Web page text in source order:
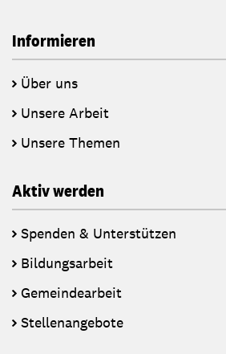
Informieren
Über uns
Unsere Arbeit
Unsere Themen
Aktiv werden
Spenden & Unterstützen
Bildungsarbeit
Gemeindearbeit
Stellenangebote